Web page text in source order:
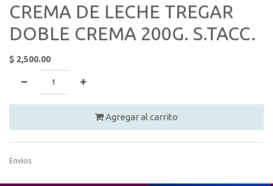
CREMA DE LECHE TREGAR
DOBLE CREMA 200G. S.TACC.
$ 2,500.00
Agregar al carrito
Envíos.